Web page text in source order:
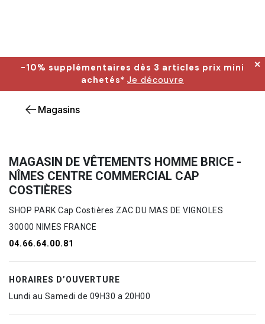
-10% supplémentaires dès 3 articles prix mini
achetés* Je découvre
✕
Magasins
MAGASIN DE VÊTEMENTS HOMME BRICE -
NÎMES CENTRE COMMERCIAL CAP
COSTIÈRES
SHOP PARK Cap Costières ZAC DU MAS DE VIGNOLES
30000 NIMES FRANCE
04.66.64.00.81
HORAIRES D’OUVERTURE
Lundi au Samedi de 09H30 a 20H00